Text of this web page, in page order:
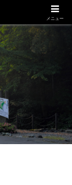
メニュー